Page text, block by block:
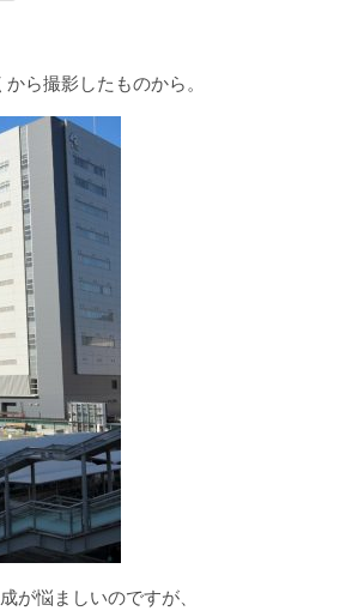
ら撮影したものから。
が悩ましいのですが、